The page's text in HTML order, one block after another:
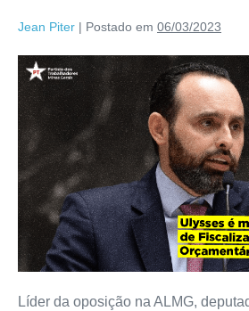
Jean Piter | Postado em 06/03/2023
Líder da oposição na ALMG,